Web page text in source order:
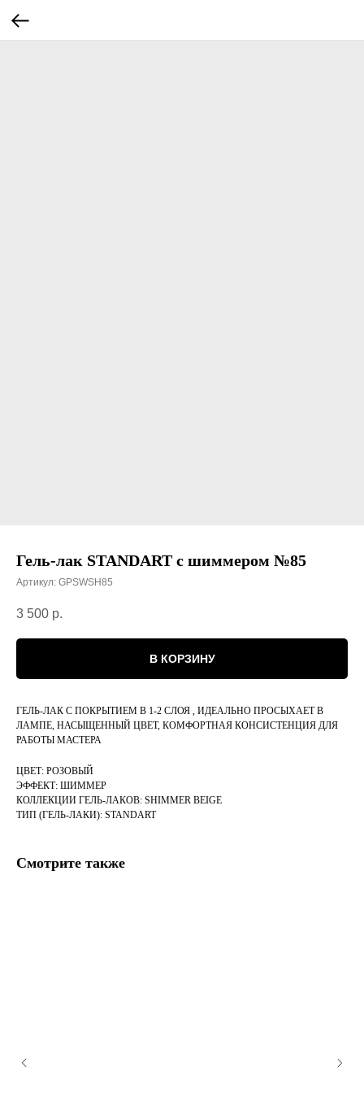
Гель-лак STANDART с шиммером №85
Артикул: GPSWSH85
3 500 р.
В КОРЗИНУ
ГЕЛЬ-ЛАК С ПОКРЫТИЕМ В 1-2 СЛОЯ , ИДЕАЛЬНО ПРОСЫХАЕТ В
ЛАМПЕ, НАСЫЩЕННЫЙ ЦВЕТ, КОМФОРТНАЯ КОНСИСТЕНЦИЯ ДЛЯ
РАБОТЫ МАСТЕРА
ЦВЕТ: РОЗОВЫЙ
ЭФФЕКТ: ШИММЕР
КОЛЛЕКЦИИ ГЕЛЬ-ЛАКОВ: SHIMMER BEIGE
ТИП (ГЕЛЬ-ЛАКИ): STANDART
Смотрите также